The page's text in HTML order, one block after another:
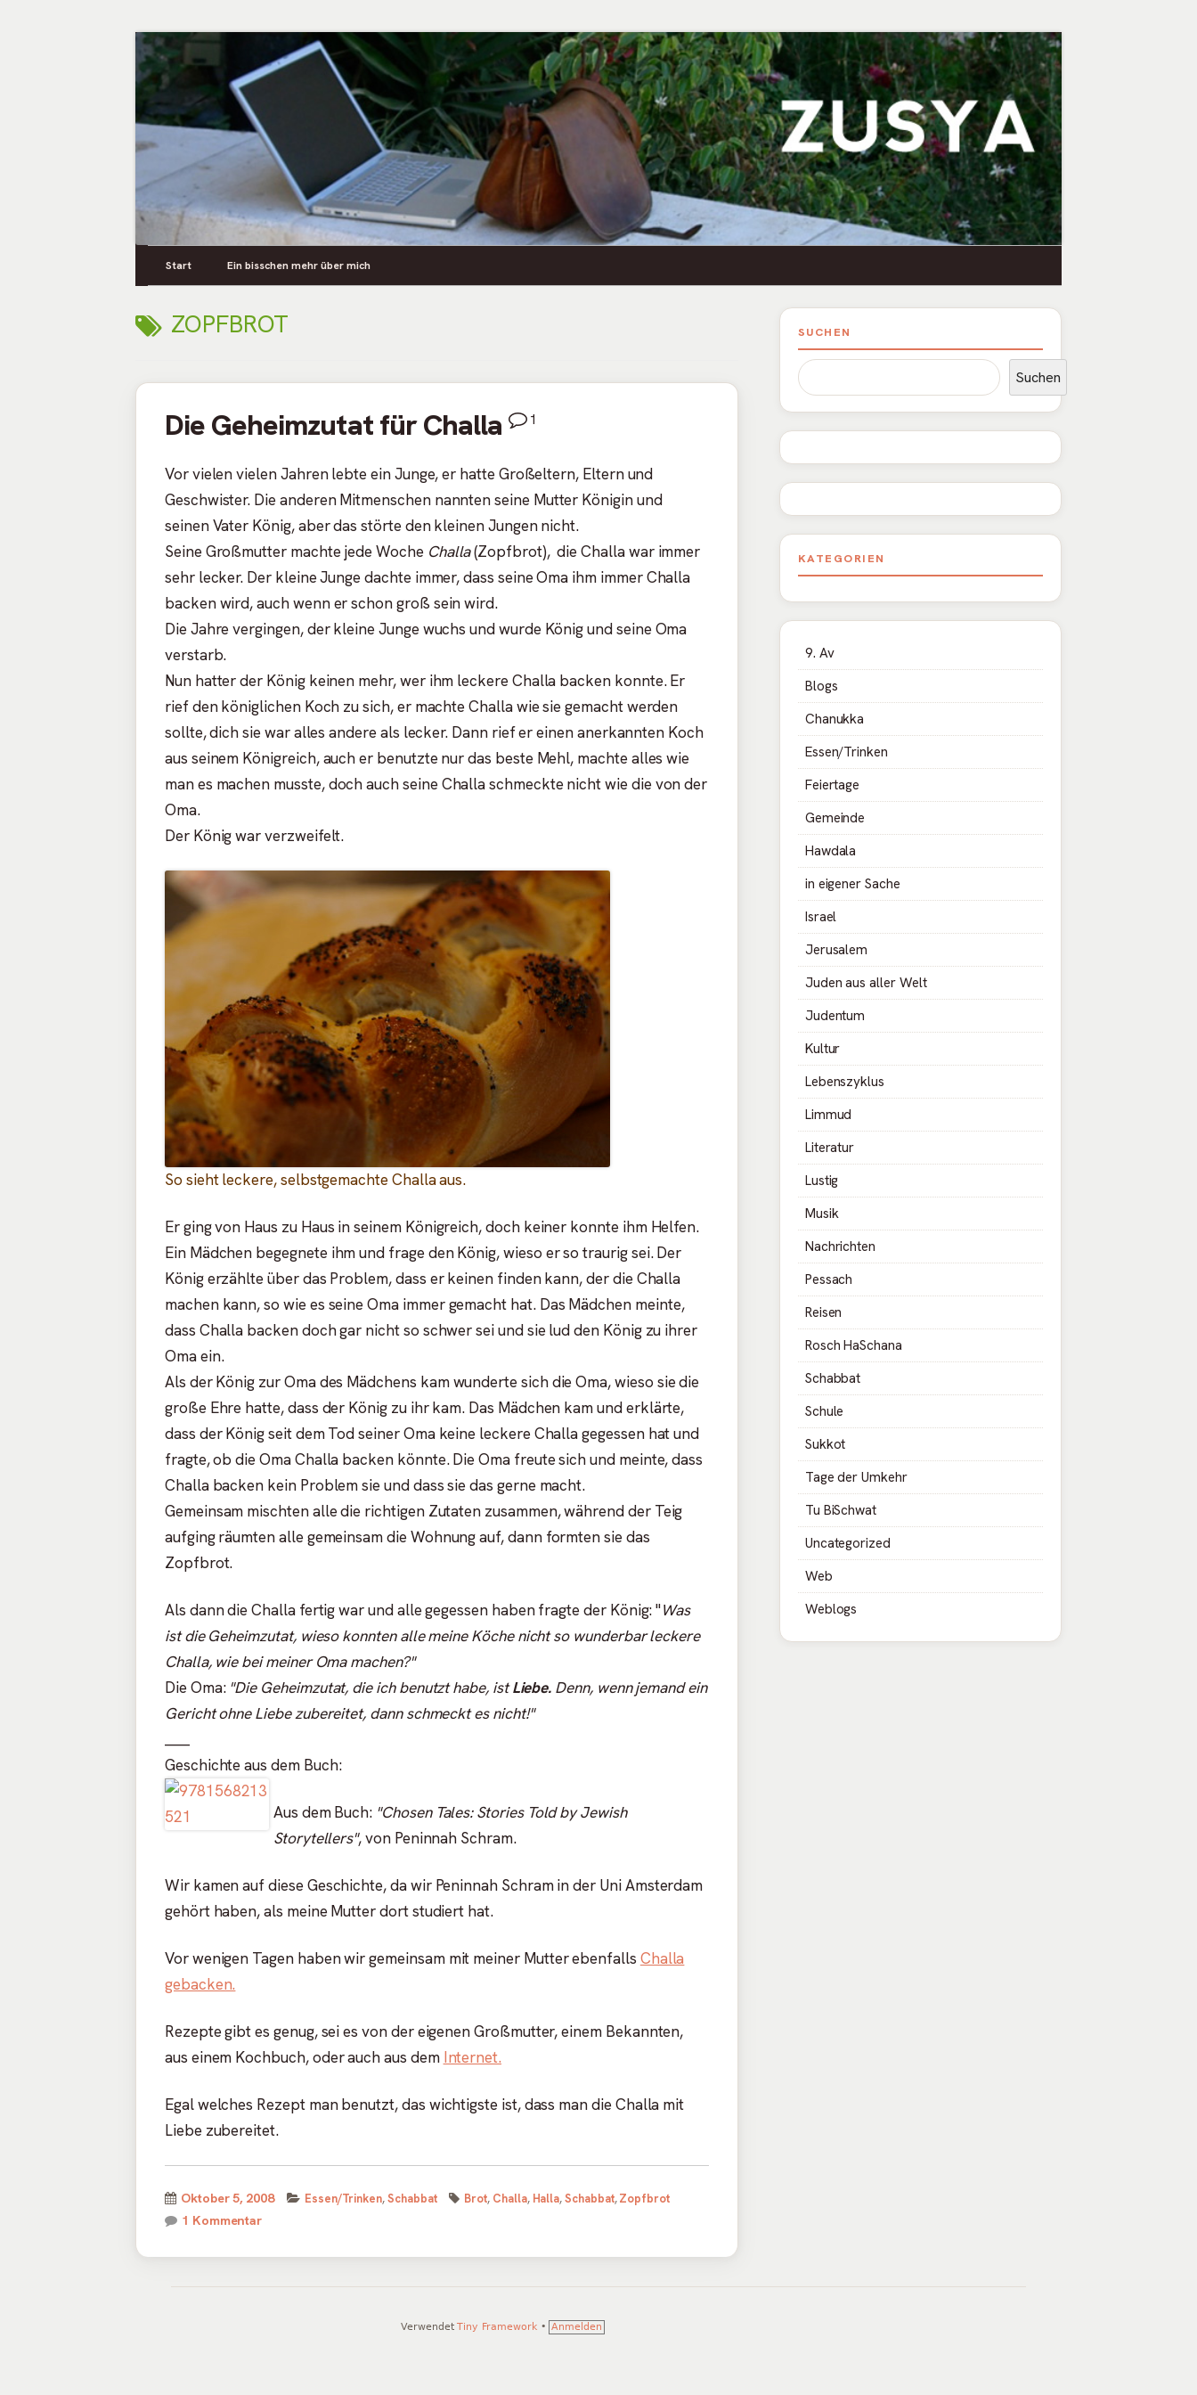
Zusya Blog
Primäres
Menü
Start Ein bisschen mehr über mich
SCHLAGWORT:
ZOPFBROT
Die Geheimzutat für Challa 1
Vor vielen vielen Jahren lebte ein Junge, er hatte Großeltern, Eltern und
Geschwister. Die anderen Mitmenschen nannten seine Mutter Königin und
seinen Vater König, aber das störte den kleinen Jungen nicht.
Seine Großmutter machte jede Woche Challa(Zopfbrot), die Challa war immer
sehr lecker. Der kleine Junge dachte immer, dass seine Oma ihm immer Challa
backen wird, auch wenn er schon groß sein wird.
Die Jahre vergingen, der kleine Junge wuchs und wurde König und seine Oma
verstarb.
Nun hatter der König keinen mehr, wer ihm leckere Challa backen konnte. Er
rief den königlichen Koch zu sich, er machte Challa wie sie gemacht werden
sollte, dich sie war alles andere als lecker. Dann rief er einen anerkannten Koch
aus seinem Königreich, auch er benutzte nur das beste Mehl, machte alles wie
man es machen musste, doch auch seine Challa schmeckte nicht wie die von der
Oma.
Der König war verzweifelt.
So sieht leckere, selbstgemachte Challa aus.
Er ging von Haus zu Haus in seinem Königreich, doch keiner konnte ihm Helfen.
Ein Mädchen begegnete ihm und frage den König, wieso er so traurig sei. Der
König erzählte über das Problem, dass er keinen finden kann, der die Challa
machen kann, so wie es seine Oma immer gemacht hat. Das Mädchen meinte,
dass Challa backen doch gar nicht so schwer sei und sie lud den König zu ihrer
Oma ein.
Als der König zur Oma des Mädchens kam wunderte sich die Oma, wieso sie die
große Ehre hatte, dass der König zu ihr kam. Das Mädchen kam und erklärte,
dass der König seit dem Tod seiner Oma keine leckere Challa gegessen hat und
fragte, ob die Oma Challa backen könnte. Die Oma freute sich und meinte, dass
Challa backen kein Problem sie und dass sie das gerne macht.
Gemeinsam mischten alle die richtigen Zutaten zusammen, während der Teig
aufging räumten alle gemeinsam die Wohnung auf, dann formten sie das
Zopfbrot.
Als dann die Challa fertig war und alle gegessen haben fragte der König: "Was
ist die Geheimzutat, wieso konnten alle meine Köche nicht so wunderbar leckere
Challa, wie bei meiner Oma machen?"
Die Oma: "Die Geheimzutat, die ich benutzt habe, istLiebe. Denn, wenn jemand ein
Gericht ohne Liebe zubereitet, dann schmeckt es nicht!"
Geschichte aus dem Buch:
Aus dem Buch: "Chosen Tales: Stories Told by Jewish
Storytellers", von Peninnah Schram.
Wir kamen auf diese Geschichte, da wir Peninnah Schram in der Uni Amsterdam
gehört haben, als meine Mutter dort studiert hat.
Vor wenigen Tagen haben wir gemeinsam mit meiner Mutter ebenfalls Challa
gebacken.
Rezepte gibt es genug, sei es von der eigenen Großmutter, einem Bekannten,
aus einem Kochbuch, oder auch aus dem Internet.
Egal welches Rezept man benutzt, das wichtigste ist, dass man die Challa mit
Liebe zubereitet.
Veröffentlicht
am
Oktober 5, 2008 Kategorien
Essen/Trinken,Schabbat Schlagwörter
Brot, Challa, Halla,Schabbat,Zopfbrot
1 Kommentarzu Die Geheimzutat für Challa
Haupt-
Seitenleiste
SUCHEN
Suchen
KATEGORIEN
9. Av
Blogs
Chanukka
Essen/Trinken
Feiertage
Gemeinde
Hawdala
in eigener Sache
Israel
Jerusalem
Juden aus aller Welt
Judentum
Kultur
Lebenszyklus
Limmud
Literatur
Lustig
Musik
Nachrichten
Pessach
Reisen
Rosch HaSchana
Schabbat
Schule
Sukkot
Tage der Umkehr
Tu BiSchwat
Uncategorized
Web
Weblogs
VerwendetTiny Framework • Anmelden